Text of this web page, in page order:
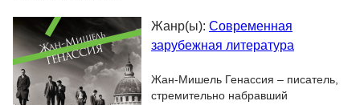
Жанр(ы): Современная
зарубежная литература
Жан-Мишель Генассия – писатель,
стремительно набравший